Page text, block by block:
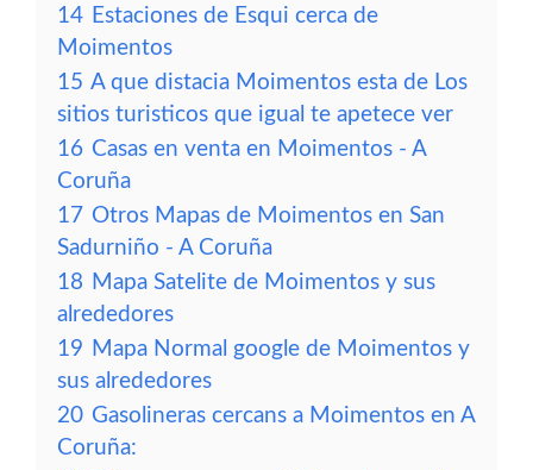
14 Estaciones de Esqui cerca de
Moimentos
15 A que distacia Moimentos esta de Los
sitios turisticos que igual te apetece ver
16 Casas en venta en Moimentos - A
Coruña
17 Otros Mapas de Moimentos en San
Sadurniño - A Coruña
18 Mapa Satelite de Moimentos y sus
alrededores
19 Mapa Normal google de Moimentos y
sus alrededores
20 Gasolineras cercans a Moimentos en A
Coruña: